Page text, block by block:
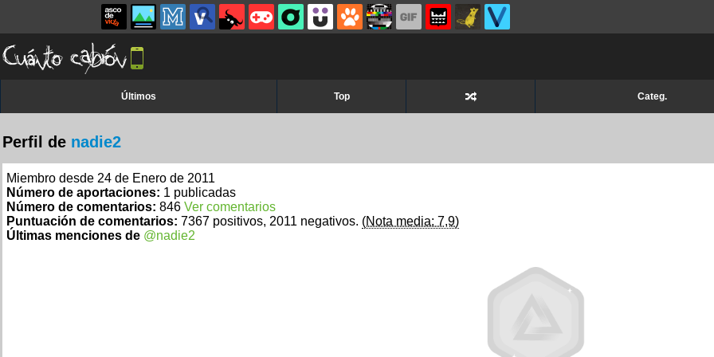
Últimos Top Categ.
Perfil de nadie2
Miembro desde 24 de Enero de 2011
Número de aportaciones: 1 publicadas
Número de comentarios: 846 Ver comentarios
Puntuación de comentarios: 7367 positivos, 2011 negativos. (Nota media: 7,9)
Últimas menciones de @nadie2